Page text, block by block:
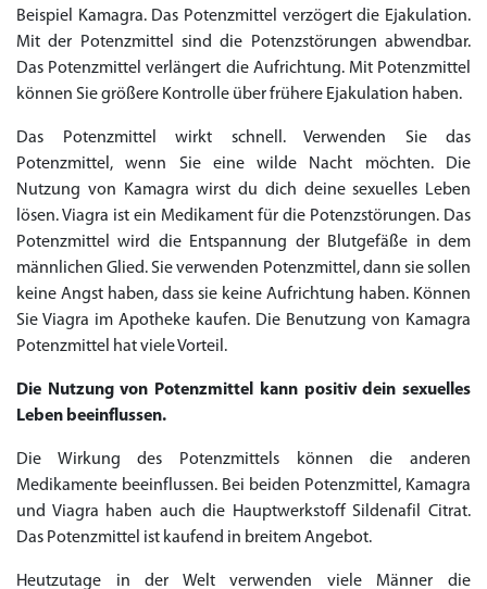
Beispiel Kamagra. Das Potenzmittel verzögert die Ejakulation.
Mit der Potenzmittel sind die Potenzstörungen abwendbar.
Das Potenzmittel verlängert die Aufrichtung. Mit Potenzmittel
können Sie größere Kontrolle über frühere Ejakulation haben.
Das Potenzmittel wirkt schnell. Verwenden Sie das
Potenzmittel, wenn Sie eine wilde Nacht möchten. Die
Nutzung von Kamagra wirst du dich deine sexuelles Leben
lösen. Viagra ist ein Medikament für die Potenzstörungen. Das
Potenzmittel wird die Entspannung der Blutgefäße in dem
männlichen Glied. Sie verwenden Potenzmittel, dann sie sollen
keine Angst haben, dass sie keine Aufrichtung haben. Können
Sie Viagra im Apotheke kaufen. Die Benutzung von Kamagra
Potenzmittel hat viele Vorteil.
Die Nutzung von Potenzmittel kann positiv dein sexuelles
Leben beeinflussen.
Die Wirkung des Potenzmittels können die anderen
Medikamente beeinflussen. Bei beiden Potenzmittel, Kamagra
und Viagra haben auch die Hauptwerkstoff Sildenafil Citrat.
Das Potenzmittel ist kaufend in breitem Angebot.
Heutzutage in der Welt verwenden viele Männer die
Priligy Generika
Dapoxetin